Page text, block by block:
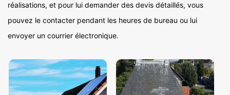
réalisations, et pour lui demander des devis détaillés, vous
pouvez le contacter pendant les heures de bureau ou lui
envoyer un courrier électronique.